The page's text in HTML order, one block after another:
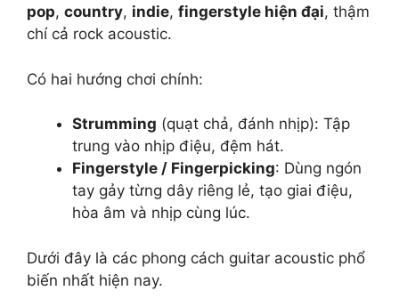
pop, country, indie, fingerstyle hiện đại, thậm
chí cả rock acoustic.
Có hai hướng chơi chính:
Strumming (quạt chả, đánh nhịp): Tập
trung vào nhịp điệu, đệm hát.
Fingerstyle / Fingerpicking: Dùng ngón
tay gảy từng dây riêng lẻ, tạo giai điệu,
hòa âm và nhịp cùng lúc.
Dưới đây là các phong cách guitar acoustic phổ
biến nhất hiện nay.